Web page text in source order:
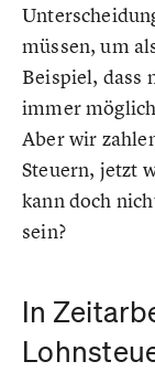
müssen, um
Beispiel, dass
immer
Aber wir
Steuern, jetzt
kann doch
sein?
In